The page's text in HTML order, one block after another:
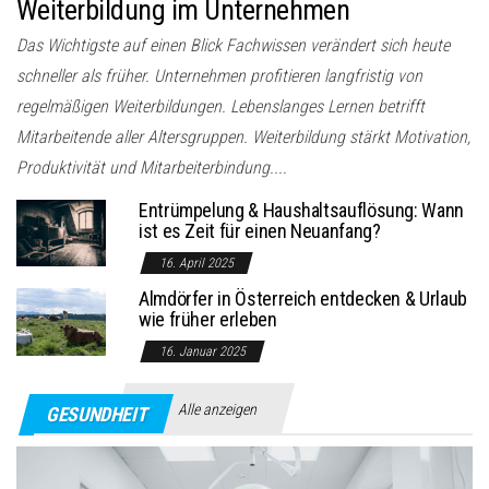
Weiterbildung im Unternehmen
Das Wichtigste auf einen Blick Fachwissen verändert sich heute
schneller als früher. Unternehmen profitieren langfristig von
regelmäßigen Weiterbildungen. Lebenslanges Lernen betrifft
Mitarbeitende aller Altersgruppen. Weiterbildung stärkt Motivation,
Produktivität und Mitarbeiterbindung....
Entrümpelung & Haushaltsauflösung: Wann
ist es Zeit für einen Neuanfang?
16. April 2025
Almdörfer in Österreich entdecken & Urlaub
wie früher erleben
16. Januar 2025
GESUNDHEIT Alle anzeigen